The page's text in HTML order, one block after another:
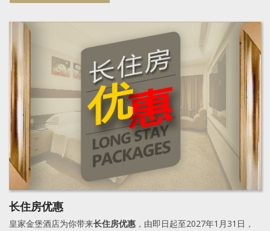
长住房优惠
皇家金堡酒店为你带来长住房优惠 ，由即日起至2027年1月31日，